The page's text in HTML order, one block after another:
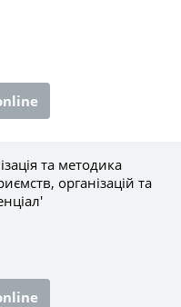
та методика
організацій та